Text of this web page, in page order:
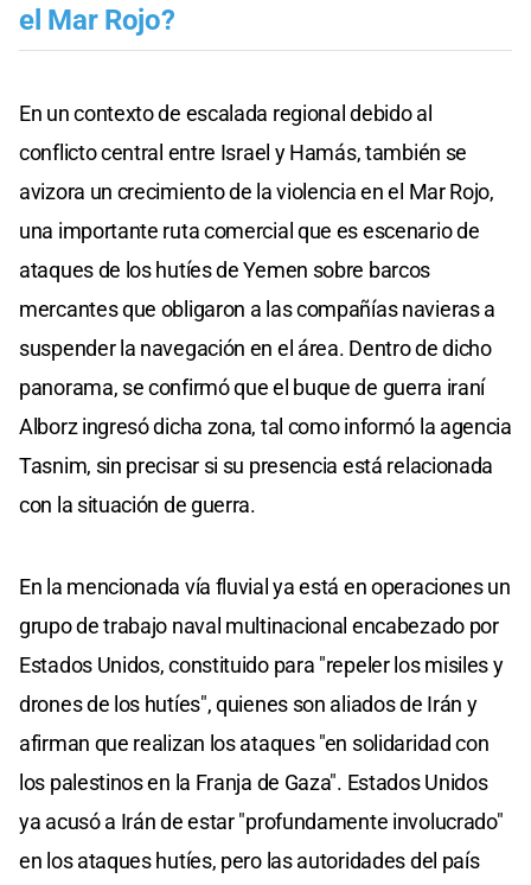
el Mar Rojo?
En un contexto de escalada regional debido al
conflicto central entre Israel y Hamás, también se
avizora un crecimiento de la violencia en el Mar Rojo,
una importante ruta comercial que es escenario de
ataques de los hutíes de Yemen sobre barcos
mercantes que obligaron a las compañías navieras a
suspender la navegación en el área. Dentro de dicho
panorama, se confirmó que el buque de guerra iraní
Alborz ingresó dicha zona, tal como informó la agencia
Tasnim, sin precisar si su presencia está relacionada
con la situación de guerra.
En la mencionada vía fluvial ya está en operaciones un
grupo de trabajo naval multinacional encabezado por
Estados Unidos, constituido para "repeler los misiles y
drones de los hutíes", quienes son aliados de Irán y
afirman que realizan los ataques "en solidaridad con
los palestinos en la Franja de Gaza". Estados Unidos
ya acusó a Irán de estar "profundamente involucrado"
en los ataques hutíes, pero las autoridades del país